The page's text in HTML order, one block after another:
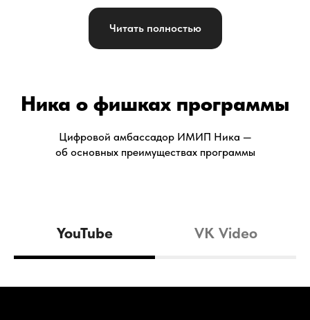
Читать полностью
Ника о фишках программы
Цифровой амбассадор ИМИП Ника —
об основных преимуществах программы
YouTube VK Video